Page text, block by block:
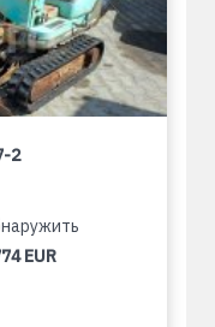
2
EUR